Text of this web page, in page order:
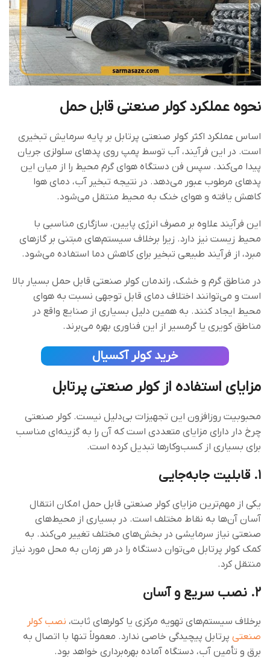
نحوه عملکرد کولر صنعتی قابل حمل
اساس عملکرد اکثر کولر صنعتی پرتابل بر پایه سرمایش تبخیری
است. در این فرآیند، آب توسط پمپ روی پدهای سلولزی جریان
پیدا می‌کند. سپس فن دستگاه هوای گرم محیط را از میان این
پدهای مرطوب عبور می‌دهد. در نتیجه تبخیر آب، دمای هوا
کاهش یافته و هوای خنک به محیط منتقل می‌شود.
این فرآیند علاوه بر مصرف انرژی پایین، سازگاری مناسبی با
محیط زیست نیز دارد. زیرا برخلاف سیستم‌های مبتنی بر گازهای
مبرد، از فرآیند طبیعی تبخیر برای کاهش دما استفاده می‌شود.
در مناطق گرم و خشک، راندمان کولر صنعتی قابل حمل بسیار بالا
است و می‌توانند اختلاف دمای قابل توجهی نسبت به هوای
محیط ایجاد کنند. به همین دلیل بسیاری از صنایع واقع در
مناطق کویری یا گرمسیر از این فناوری بهره می‌برند.
خرید کولر آکسیال
مزایای استفاده از کولر صنعتی پرتابل
محبوبیت روزافزون این تجهیزات بی‌دلیل نیست. کولر صنعتی
چرخ دار دارای مزایای متعددی است که آن‌ را به گزینه‌ای مناسب
برای بسیاری از کسب‌وکارها تبدیل کرده است.
۱. قابلیت جابه‌جایی
یکی از مهم‌ترین مزایای کولر صنعتی قابل حمل امکان انتقال
آسان آن‌ها به نقاط مختلف است. در بسیاری از محیط‌های
صنعتی نیاز سرمایشی در بخش‌های مختلف تغییر می‌کند. به
کمک کولر پرتابل می‌توان دستگاه را در هر زمان به محل مورد نیاز
منتقل کرد.
۲. نصب سریع و آسان
برخلاف سیستم‌های تهویه مرکزی یا کولرهای ثابت، نصب کولر
صنعتی پرتابل پیچیدگی خاصی ندارد. معمولاً تنها با اتصال به
برق و تأمین آب، دستگاه آماده بهره‌برداری خواهد بود.